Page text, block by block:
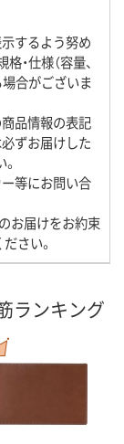
するよう努め
・仕様（容量、
場合がございま
品情報の表記
ずお届けした
等にお問い合
お届けをお約束
さい。
ランキング